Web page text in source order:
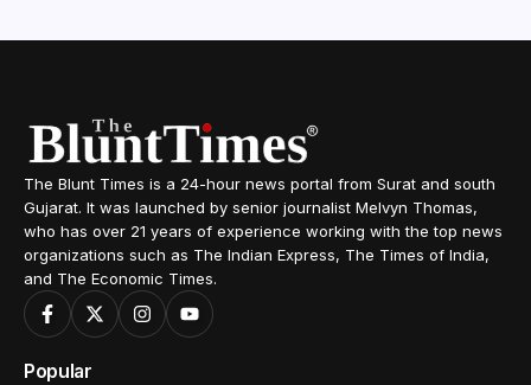
The Blunt Times is a 24-hour news portal from Surat and south
Gujarat. It was launched by senior journalist Melvyn Thomas,
who has over 21 years of experience working with the top news
organizations such as The Indian Express, The Times of India,
and The Economic Times.
Popular